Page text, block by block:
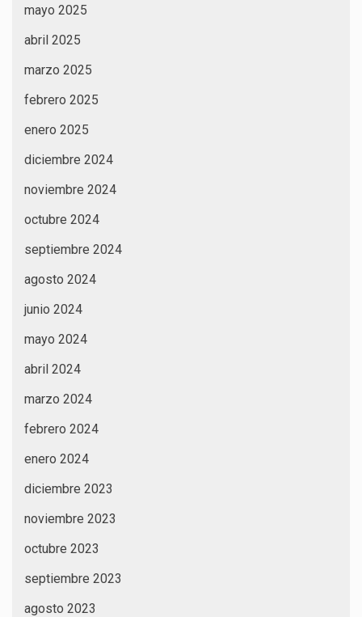
mayo 2025
abril 2025
marzo 2025
febrero 2025
enero 2025
diciembre 2024
noviembre 2024
octubre 2024
septiembre 2024
agosto 2024
junio 2024
mayo 2024
abril 2024
marzo 2024
febrero 2024
enero 2024
diciembre 2023
noviembre 2023
octubre 2023
septiembre 2023
agosto 2023